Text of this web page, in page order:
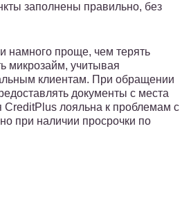
заполнены правильно, без
намного проще, чем терять
микрозайм, учитывая
клиентам. При обращении
документы с места
CreditPlus лояльна к проблемам с
при наличии просрочки по